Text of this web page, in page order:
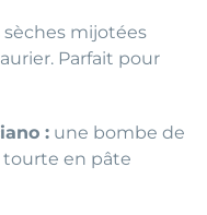
sèches mijotées
Parfait pour
: une bombe de
tourte en pâte